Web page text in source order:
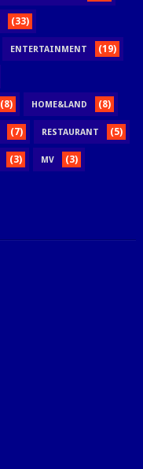
(33)
ENTERTAINMENT (19)
(8) HOME&LAND (8)
(7) RESTAURANT (5)
(3) MV (3)